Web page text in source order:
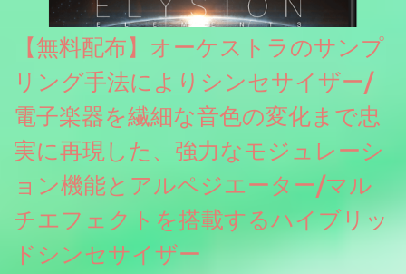
【無料配布】オーケストラのサンプ
リング手法によりシンセサイザー/
電子楽器を繊細な音色の変化まで忠
実に再現した、強力なモジュレーシ
ョン機能とアルペジエーター/マル
チエフェクトを搭載するハイブリッ
ドシンセサイザー